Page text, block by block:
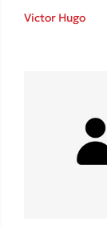
Victor Hugo